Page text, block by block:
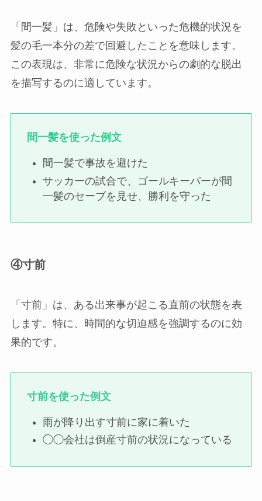
「間一髪」は、危険や失敗といった危機的状況を
髪の毛一本分の差で回避したことを意味します。
この表現は、非常に危険な状況からの劇的な脱出
を描写するのに適しています。
間一髪を使った例文
間一髪で事故を避けた
サッカーの試合で、ゴールキーパーが間
一髪のセーブを見せ、勝利を守った
④寸前
「寸前」は、ある出来事が起こる直前の状態を表
します。特に、時間的な切迫感を強調するのに効
果的です。
寸前を使った例文
雨が降り出す寸前に家に着いた
◯◯会社は倒産寸前の状況になっている